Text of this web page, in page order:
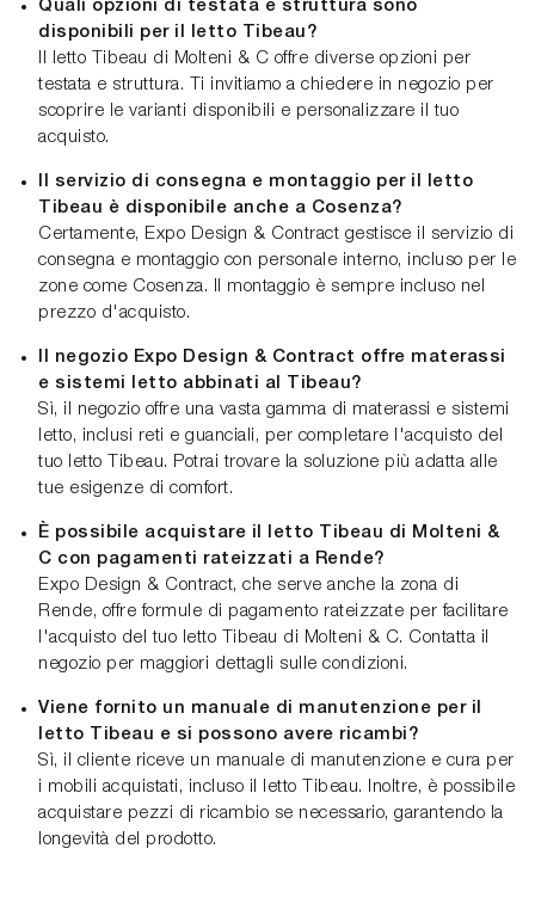
Quali opzioni di testata e struttura sono
disponibili per il letto Tibeau?
Il letto Tibeau di Molteni & C offre diverse opzioni per
testata e struttura. Ti invitiamo a chiedere in negozio per
scoprire le varianti disponibili e personalizzare il tuo
acquisto.
Il servizio di consegna e montaggio per il letto
Tibeau è disponibile anche a Cosenza?
Certamente, Expo Design & Contract gestisce il servizio di
consegna e montaggio con personale interno, incluso per le
zone come Cosenza. Il montaggio è sempre incluso nel
prezzo d'acquisto.
Il negozio Expo Design & Contract offre materassi
e sistemi letto abbinati al Tibeau?
Sì, il negozio offre una vasta gamma di materassi e sistemi
letto, inclusi reti e guanciali, per completare l'acquisto del
tuo letto Tibeau. Potrai trovare la soluzione più adatta alle
tue esigenze di comfort.
È possibile acquistare il letto Tibeau di Molteni &
C con pagamenti rateizzati a Rende?
Expo Design & Contract, che serve anche la zona di
Rende, offre formule di pagamento rateizzate per facilitare
l'acquisto del tuo letto Tibeau di Molteni & C. Contatta il
negozio per maggiori dettagli sulle condizioni.
Viene fornito un manuale di manutenzione per il
letto Tibeau e si possono avere ricambi?
Sì, il cliente riceve un manuale di manutenzione e cura per
i mobili acquistati, incluso il letto Tibeau. Inoltre, è possibile
acquistare pezzi di ricambio se necessario, garantendo la
longevità del prodotto.